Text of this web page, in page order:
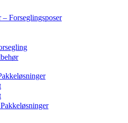
– Forseglingsposer